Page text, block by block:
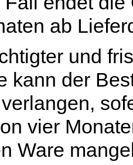
ab
und
kann der
vier
Ware